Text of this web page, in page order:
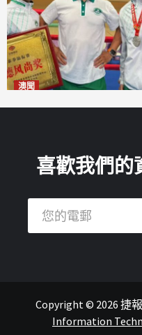
澳聞
喜歡我們的
Copyright © 2026 捷
Information